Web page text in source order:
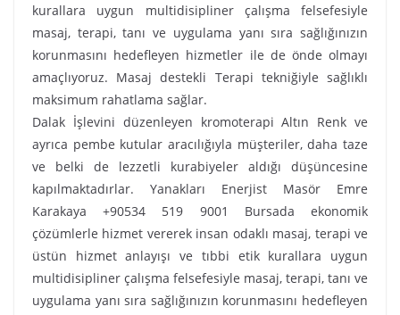
kurallara uygun multidisipliner çalışma felsefesiyle
masaj, terapi, tanı ve uygulama yanı sıra sağlığınızın
korunmasını hedefleyen hizmetler ile de önde olmayı
amaçlıyoruz. Masaj destekli Terapi tekniğiyle sağlıklı
maksimum rahatlama sağlar.
Dalak İşlevini düzenleyen kromoterapi Altın Renk ve
ayrıca pembe kutular aracılığıyla müşteriler, daha taze
ve belki de lezzetli kurabiyeler aldığı düşüncesine
kapılmaktadırlar. Yanakları Enerjist Masör Emre
Karakaya +90534 519 9001 Bursada ekonomik
çözümlerle hizmet vererek insan odaklı masaj, terapi ve
üstün hizmet anlayışı ve tıbbi etik kurallara uygun
multidisipliner çalışma felsefesiyle masaj, terapi, tanı ve
uygulama yanı sıra sağlığınızın korunmasını hedefleyen